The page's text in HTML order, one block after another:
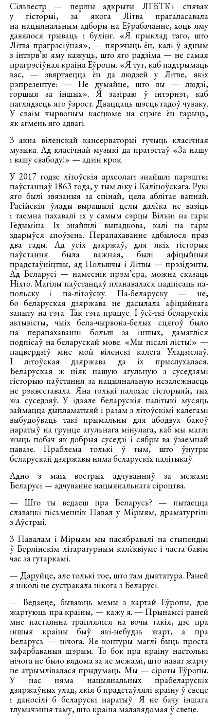
Сільвестр — першы адкрыты ЛГБТК+ спявак
у гісторыі, за якога Літва прагаласавала
на нацыянальным адборы на Еўрабачанне, хоць яму
давялося трываць і булінг. «Я прыклад таго, што
Літва прагрэсіўная», — пярэчыць ён, калі ў адным
з інтэрв’ю яму кажуць, што яго радзіма — не самая
прагрэсіўная краіна Еўропы. «Я тут, каб падтрымаць
вас, — звяртаецца ён да людзей у Літве, якіх
рэпрезентуе: — Не думайце, што вы — людзі,
горшыя за іншых». Я зазіраю ў інтэрнэт, каб
паглядзець яго ўзрост. Дваццаць шэсць гадоў чуваку.
У сваім чырвоным касцюме на сцэне ён гарыць,
як агмень яго адвагі.
З акна віленскай кансерваторыі гучыць класічная
музыка. Ад класічнай музыкі да пратэстаў «За нашу
і вашу свабоду!» — адзін крок.
У 2017 годзе літоўскія археолагі знайшлі парэшткі
паўстанцаў 1863 года, у тым ліку і Каліноўскага. Рукі
яго былі звязаныя за спінай, цела аблітае вапнай.
Расійскія ўлады вырашылі целы далёка не вазіць
і таемна пахавалі іх у самым сэрцы Вільні на гары
Гедыміна. Іх знайшлі выпадкова, калі на гары
здарыўся апоўзень. Перапахаванне адбылося праз
два гады. Ад усіх дзяржаў, для якіх гісторыя
паўстання была важная, былі афіцыйныя
прадстаўніцтвы, ад Польшчы і Літвы — прэзідэнты.
Ад Беларусі — намеснік прэм’ера, можна сказаць
Ніхто. Магілы паўстанцаў планавалася падпісаць па-
польску і па-літоўску. Па-беларуску — не,
бо беларуская дзяржава не дасылала афіцыйнага
запыту на гэта. Так гэта працуе. І ўсё-ткі беларускія
актывісты, чыіх бела-чырвона-белых сцягоў было
на перапахаванні больш за іншых, дамагліся
подпісаў на беларускай мове. «Мы пісалі лісты!» —
пацвердзіў мне мой віленскі калега Уладзіслаў.
І літоўская дзяржава да іх прыслухалася.
Беларуская ж ніяк нашую агульную з суседзямі
гісторыю паўстання за нацыянальную незалежнасць
не рэквеставала. Яна толькі палохае гісторыяй, тых
жа суседзяў. У ідэале беларускія палітыкі мусяць
займацца дыпламатыяй і разам з літоўскімі калегамі
выбудоўваць такі прымальны для абодвух бакоў
наратыў на грунце агульнага мінулага, каб мы маглі
жыць побач як добрыя суседзі і сябры ва ўзаемнай
павазе. Праблема толькі ў тым, што ўнутры
беларускай дзяржавы няма беларускіх палітыкаў.
Адно з маіх вострых адчуванняў за межамі
Беларусі — адчуванне нацыянальнага сіроцтва.
— Што ты ведаеш пра Беларусь? — пытаецца
славацкі пісьменнік Павал у Мірыям, драматургіні
з Аўстрыі.
З Павалам і Мірыям мы пасябравалі на стыпендыі
ў Берлінскім літаратурным калёквіуме і часта бавім
час за гутаркамі.
— Даруйце, але толькі тое, што там дыктатура. Раней
я ніколі не сустракала нікога з Беларусі.
— Ведаеце, бываюць мемы з картай Еўропы, дзе
жартуюць пра краіны, — кажу я. — Прынамсі раней
мне пастаянна трапляліся на вочы такія, дзе пра
іншыя краіны быў які-небудзь жарт, а пра
Беларусь — нічога. Яе контуры маглі быць проста
зафарбаваныя шэрым. То бок пра краіну настолькі
нічога не было вядома за яе межамі, што нават жарту
не атрымлівалася прыдумаць. Мы — сіроты Еўропы.
У нас няма нацыянальных прабеларускіх
дзяржаўных улад, якія б прадстаўлялі краіну ў свеце
і даносілі б беларускі наратыў. Я не бачу іншага
тлумачэння таму, што краіна малавядомая ў свеце.